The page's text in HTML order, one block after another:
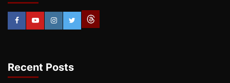
Recent Posts